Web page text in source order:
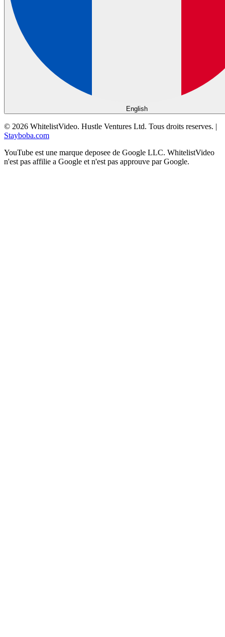
English
© 2026 WhitelistVideo. Hustle Ventures Ltd. Tous droits reserves. |
Stayboba.com
YouTube est une marque deposee de Google LLC. WhitelistVideo
n'est pas affilie a Google et n'est pas approuve par Google.